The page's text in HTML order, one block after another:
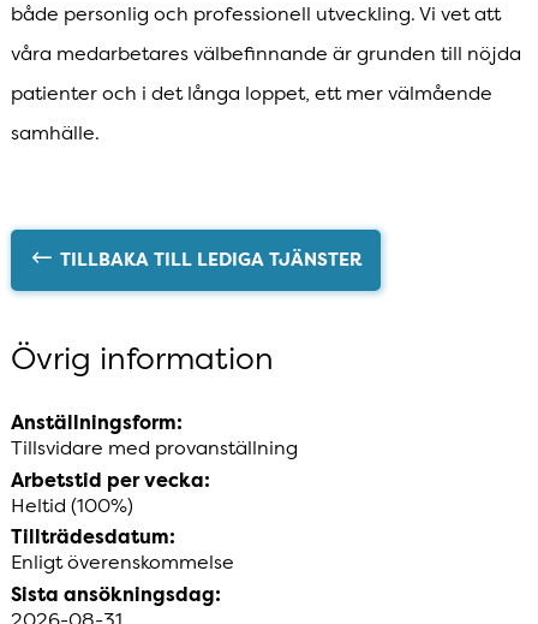
både personlig och professionell utveckling. Vi vet att
våra medarbetares välbefinnande är grunden till nöjda
patienter och i det långa loppet, ett mer välmående
samhälle.
TILLBAKA TILL LEDIGA TJÄNSTER
Övrig information
Anställningsform:
Tillsvidare med provanställning
Arbetstid per vecka:
Heltid (100%)
Tillträdesdatum:
Enligt överenskommelse
Sista ansökningsdag:
2026-08-31